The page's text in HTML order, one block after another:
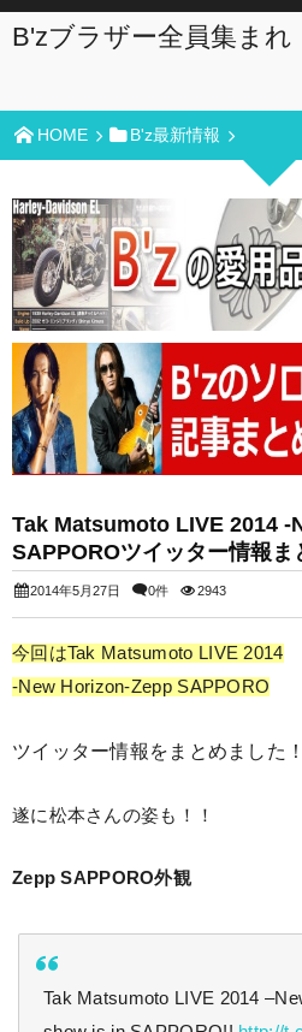
B'zブラザー全員集まれ
HOME B'z最新情報
Tak Matsumoto LIVE 2014 -
SAPPOROツイッター情報ま
2014年5月27日 0件 2943
今回はTak Matsumoto LIVE 2014
-New Horizon-Zepp SAPPORO
ツイッター情報をまとめました！
遂に松本さんの姿も！！
Zepp SAPPORO外観
Tak Matsumoto LIVE 2014